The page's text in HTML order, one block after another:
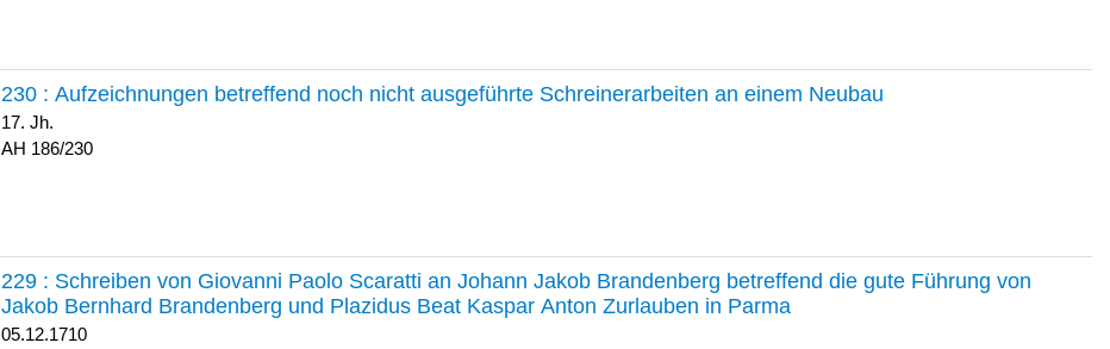
230 : Aufzeichnungen betreffend noch nicht ausgeführte Schreinerarbeiten an einem Neubau
17. Jh.
186/230
229 : Schreiben von Giovanni Paolo Scaratti an Johann Jakob Brandenberg betreffend die gute Führung von
Jakob Bernhard Brandenberg und Plazidus Beat Kaspar Anton Zurlauben in Parma
05.12.1710